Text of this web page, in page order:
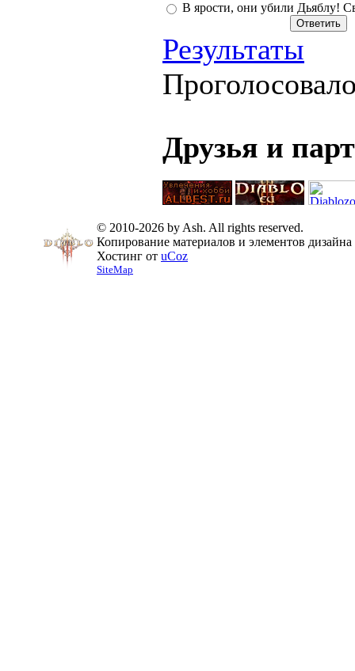
В ярости, они убили Дьяблу!
Результаты
Друзья и
© 2010-2026 by Ash. All rights reserved.
Копирование материалов и элементов
Хостинг от uCoz
SiteMap